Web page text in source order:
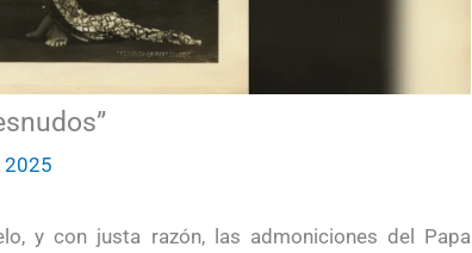
2025
y con justa razón, las admoniciones del Papa